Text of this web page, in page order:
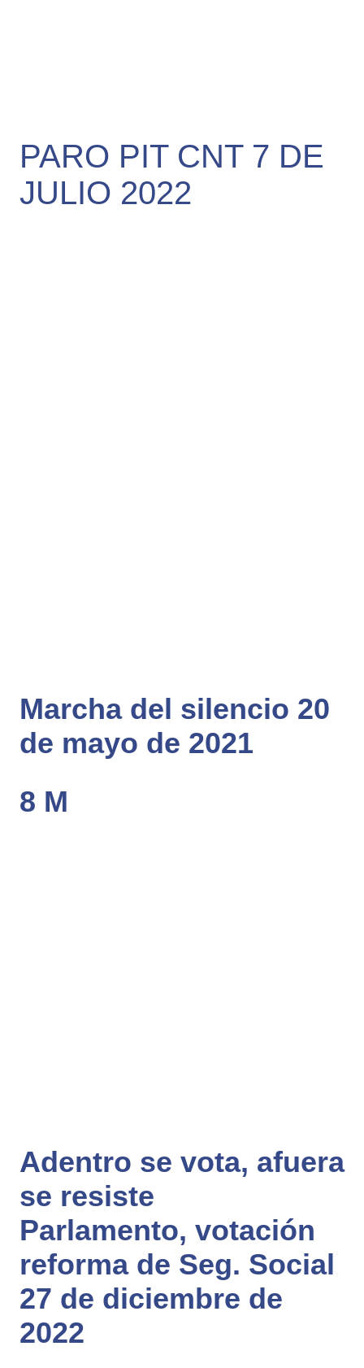
PARO PIT CNT 7 DE
JULIO 2022
Marcha del silencio 20
de mayo de 2021
8 M
Adentro se vota, afuera
se resiste
Parlamento, votación
reforma de Seg. Social
27 de diciembre de
2022